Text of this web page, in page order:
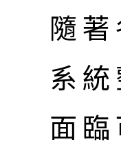
隨
系
面